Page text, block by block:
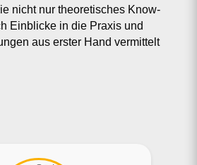
nicht nur theoretisches Know-
Einblicke in die Praxis und
aus erster Hand vermittelt